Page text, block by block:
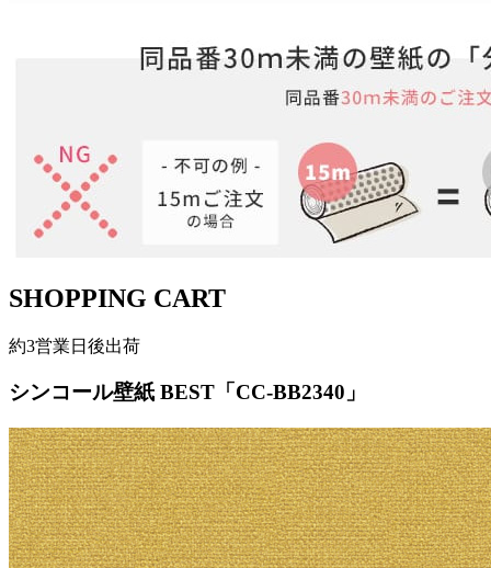
SHOPPING CART
約3営業日後出荷
シンコール壁紙 BEST「CC-BB2340」